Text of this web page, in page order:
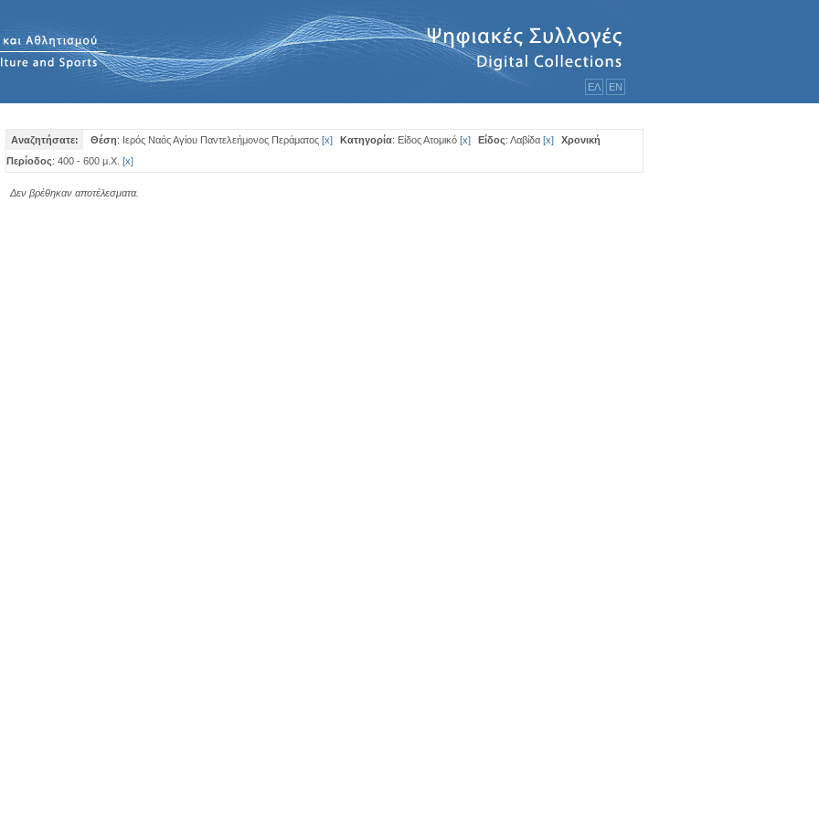
ΕΛ ΕΝ
Αναζητήσατε: Θέση: Ιερός Ναός Αγίου Παντελεήμονος Περάματος [x] Κατηγορία: Είδος Ατομικό [x] Είδος: Λαβίδα [x]
Χρονική
Περίοδος: 400 - 600 μ.Χ. [x]
Δεν βρέθηκαν αποτέλεσματα.